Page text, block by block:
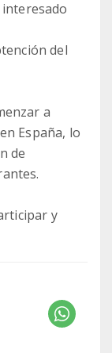
del
a
España, lo
de
y